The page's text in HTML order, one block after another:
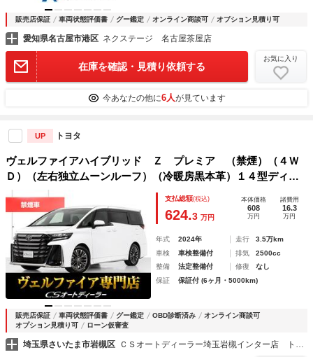
販売店保証 車両状態評価書 グー鑑定 オンライン商談可 オプション見積り可
愛知県名古屋市港区 ネクステージ 名古屋茶屋店
在庫を確認・見積り依頼する
お気に入り
今あなたの他に6人が見ています
UP トヨタ
ヴェルファイアハイブリッド Ｚ プレミア （禁煙）（４Ｗ
Ｄ）（左右独立ムーンルーフ）（冷暖房黒本革）１４型ディス
プレイオーディオ／全方位カメラ／後席モニター／トヨタセー
フティセンス＆チームメイト／ヘッドアップディスプレイ／ユ
ニバーサルステップ
支払総額(税込)
624.3 万円
本体価格
608
万円
諸費用
16.3
万円
年式 2024年 走行
3.5万km
車検
車検整備付 排気
2500cc
整備
法定整備付 修復
なし
保証
保証付 (6ヶ月・5000km)
販売店保証 車両状態評価書 グー鑑定 OBD診断済み
オンライン商談可
オプション見積り可
ローン仮審査
埼玉県さいたま市岩槻区